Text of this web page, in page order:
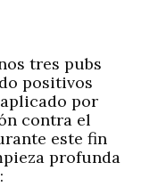
tres pubs
positivos
por
contra el
este fin
profunda